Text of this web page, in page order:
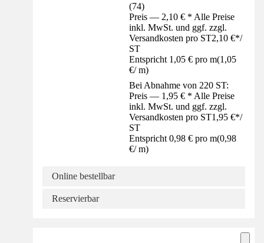
(74)
Preis — 2,10 € * Alle Preise
inkl. MwSt. und ggf. zzgl.
Versandkosten pro ST2,10 €*/
ST
Entspricht 1,05 € pro m(1,05
€/ m)
Bei Abnahme von 220 ST:
Preis — 1,95 € * Alle Preise
inkl. MwSt. und ggf. zzgl.
Versandkosten pro ST1,95 €*/
ST
Entspricht 0,98 € pro m(0,98
€/ m)
Online bestellbar
Reservierbar